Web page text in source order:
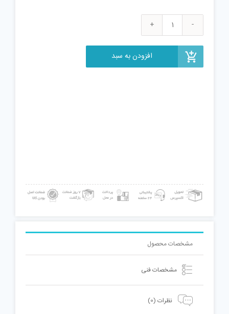
پازل
اسلایس
افزودن به سبد
مشخصات محصول
مشخصات فنی
نظرات (0)